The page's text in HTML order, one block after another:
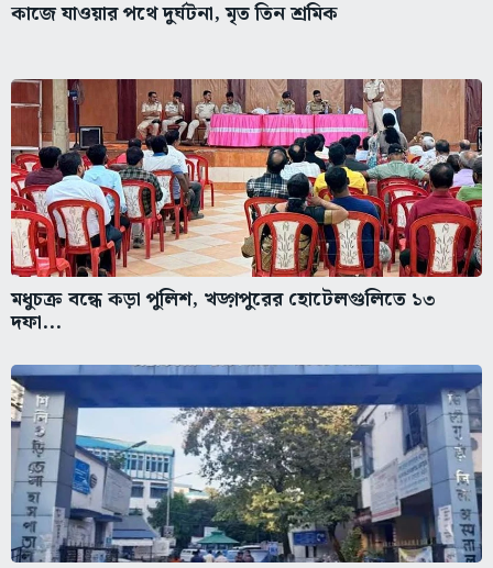
কাজে যাওয়ার পথে দুর্ঘটনা, মৃত তিন শ্রমিক
মধুচক্র বন্ধে কড়া পুলিশ, খড়্গপুরের হোটেলগুলিতে ১৩
দফা...